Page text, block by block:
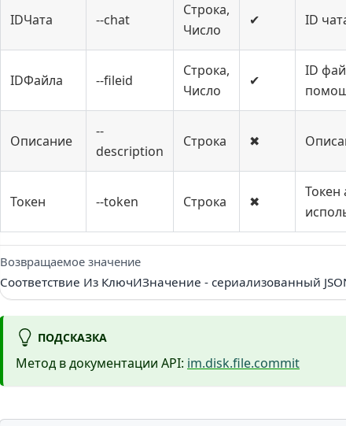
IDЧата --chat
Строка,
Число
✔ ID
IDФайла --fileid
Строка,
Число
✔
ID
Описание
--
description
Строка ✖
Токен --token Строка ✖
Токен
Возвращаемое значение
Соответствие Из КлючИЗначение - сериализованный
ПОДСКАЗКА
Метод в документации API: im.disk.file.commit